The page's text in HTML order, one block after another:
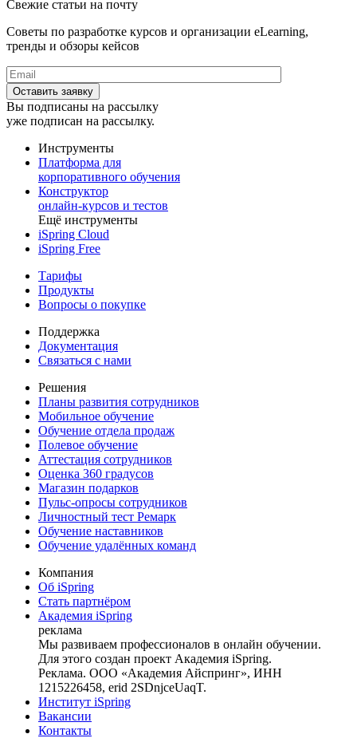
Свежие статьи на почту
Советы по разработке курсов и организации eLearning,
тренды и обзоры кейсов
Вы подписаны на рассылку
уже подписан на рассылку.
Инструменты
Платформа для
корпоративного обучения
Конструктор
онлайн-курсов и тестов
Ещё инструменты
iSpring Cloud
iSpring Free
Тарифы
Продукты
Вопросы о покупке
Поддержка
Документация
Связаться с нами
Решения
Планы развития сотрудников
Мобильное обучение
Обучение отдела продаж
Полевое обучение
Аттестация сотрудников
Оценка 360 градусов
Магазин подарков
Пульс-опросы сотрудников
Личностный тест Ремарк
Обучение наставников
Обучение удалённых команд
Компания
Об iSpring
Стать партнёром
Академия iSpring
реклама
Мы развиваем профессионалов в онлайн обучении.
Для этого создан проект Академия iSpring.
Реклама. ООО «Академия Айспринг», ИНН
1215226458, erid 2SDnjceUaqT.
Институт iSpring
Вакансии
Контакты